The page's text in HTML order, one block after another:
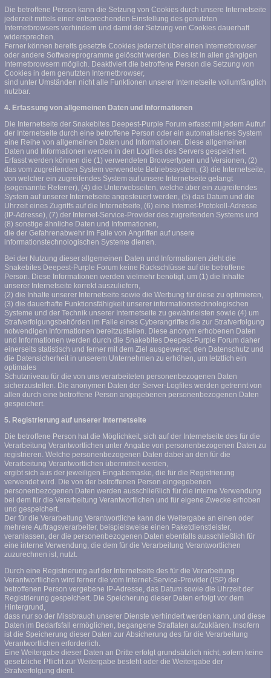
Die betroffene Person kann die Setzung von Cookies durch unsere Internetseite
jederzeit mittels einer entsprechenden Einstellung des genutzten
Internetbrowsers verhindern und damit der Setzung von Cookies dauerhaft
widersprechen.
Ferner können bereits gesetzte Cookies jederzeit über einen Internetbrowser
oder andere Softwareprogramme gelöscht werden. Dies ist in allen gängigen
Internetbrowsern möglich. Deaktiviert die betroffene Person die Setzung von
Cookies in dem genutzten Internetbrowser,
sind unter Umständen nicht alle Funktionen unserer Internetseite vollumfänglich
nutzbar.
4. Erfassung von allgemeinen Daten und Informationen
Die Internetseite der Snakebites Deepest-Purple Forum erfasst mit jedem Aufruf
der Internetseite durch eine betroffene Person oder ein automatisiertes System
eine Reihe von allgemeinen Daten und Informationen. Diese allgemeinen
Daten und Informationen werden in den Logfiles des Servers gespeichert.
Erfasst werden können die (1) verwendeten Browsertypen und Versionen, (2)
das vom zugreifenden System verwendete Betriebssystem, (3) die Internetseite,
von welcher ein zugreifendes System auf unsere Internetseite gelangt
(sogenannte Referrer), (4) die Unterwebseiten, welche über ein zugreifendes
System auf unserer Internetseite angesteuert werden, (5) das Datum und die
Uhrzeit eines Zugriffs auf die Internetseite, (6) eine Internet-Protokoll-Adresse
(IP-Adresse), (7) der Internet-Service-Provider des zugreifenden Systems und
(8) sonstige ähnliche Daten und Informationen,
die der Gefahrenabwehr im Falle von Angriffen auf unsere
informationstechnologischen Systeme dienen.
Bei der Nutzung dieser allgemeinen Daten und Informationen zieht die
Snakebites Deepest-Purple Forum keine Rückschlüsse auf die betroffene
Person. Diese Informationen werden vielmehr benötigt, um (1) die Inhalte
unserer Internetseite korrekt auszuliefern,
(2) die Inhalte unserer Internetseite sowie die Werbung für diese zu optimieren,
(3) die dauerhafte Funktionsfähigkeit unserer informationstechnologischen
Systeme und der Technik unserer Internetseite zu gewährleisten sowie (4) um
Strafverfolgungsbehörden im Falle eines Cyberangriffes die zur Strafverfolgung
notwendigen Informationen bereitzustellen. Diese anonym erhobenen Daten
und Informationen werden durch die Snakebites Deepest-Purple Forum daher
einerseits statistisch und ferner mit dem Ziel ausgewertet, den Datenschutz und
die Datensicherheit in unserem Unternehmen zu erhöhen, um letztlich ein
optimales
Schutzniveau für die von uns verarbeiteten personenbezogenen Daten
sicherzustellen. Die anonymen Daten der Server-Logfiles werden getrennt von
allen durch eine betroffene Person angegebenen personenbezogenen Daten
gespeichert.
5. Registrierung auf unserer Internetseite
Die betroffene Person hat die Möglichkeit, sich auf der Internetseite des für die
Verarbeitung Verantwortlichen unter Angabe von personenbezogenen Daten zu
registrieren. Welche personenbezogenen Daten dabei an den für die
Verarbeitung Verantwortlichen übermittelt werden,
ergibt sich aus der jeweiligen Eingabemaske, die für die Registrierung
verwendet wird. Die von der betroffenen Person eingegebenen
personenbezogenen Daten werden ausschließlich für die interne Verwendung
bei dem für die Verarbeitung Verantwortlichen und für eigene Zwecke erhoben
und gespeichert.
Der für die Verarbeitung Verantwortliche kann die Weitergabe an einen oder
mehrere Auftragsverarbeiter, beispielsweise einen Paketdienstleister,
veranlassen, der die personenbezogenen Daten ebenfalls ausschließlich für
eine interne Verwendung, die dem für die Verarbeitung Verantwortlichen
zuzurechnen ist, nutzt.
Durch eine Registrierung auf der Internetseite des für die Verarbeitung
Verantwortlichen wird ferner die vom Internet-Service-Provider (ISP) der
betroffenen Person vergebene IP-Adresse, das Datum sowie die Uhrzeit der
Registrierung gespeichert. Die Speicherung dieser Daten erfolgt vor dem
Hintergrund,
dass nur so der Missbrauch unserer Dienste verhindert werden kann, und diese
Daten im Bedarfsfall ermöglichen, begangene Straftaten aufzuklären. Insofern
ist die Speicherung dieser Daten zur Absicherung des für die Verarbeitung
Verantwortlichen erforderlich.
Eine Weitergabe dieser Daten an Dritte erfolgt grundsätzlich nicht, sofern keine
gesetzliche Pflicht zur Weitergabe besteht oder die Weitergabe der
Strafverfolgung dient.